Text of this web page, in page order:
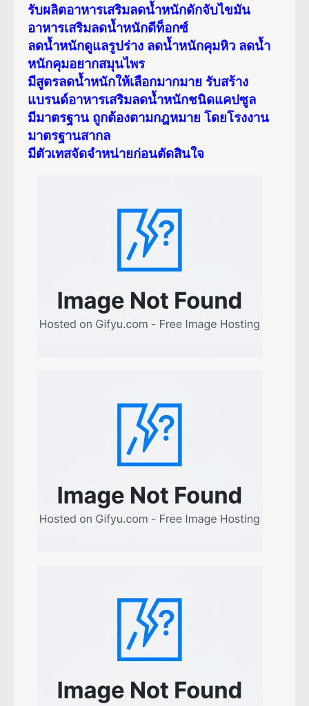
รับผลิตอาหารเสริมลดน้ำหนักดักจับไขมัน
อาหารเสริมลดน้ำหนักดีท็อกซ์
ลดน้ำหนักดูแลรูปร่าง ลดน้ำหนักคุมหิว ลดน้ำ
หนักคุมอยากสมุนไพร
มีสูตรลดน้ำหนักให้เลือกมากมาย รับสร้าง
แบรนด์อาหารเสริมลดน้ำหนักชนิดแคปซูล
มีมาตรฐาน ถูกต้องตามกฎหมาย โดยโรงงาน
มาตรฐานสากล
มีตัวเทสจัดจำหน่ายก่อนตัดสินใจ